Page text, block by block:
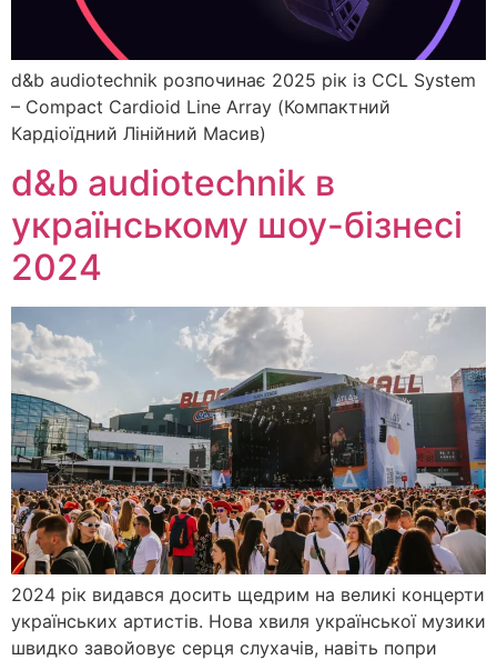
d&b audiotechnik розпочинає 2025 рік із CCL System
– Compact Cardioid Line Array (Компактний
Кардіоїдний Лінійний Масив)
d&b audiotechnik в
українському шоу-бізнесі
2024
2024 рік видався досить щедрим на великі концерти
українських артистів. Нова хвиля української музики
швидко завойовує серця слухачів, навіть попри